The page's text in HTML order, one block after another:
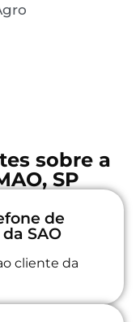
sobre a
SP
de
SAO
cliente da